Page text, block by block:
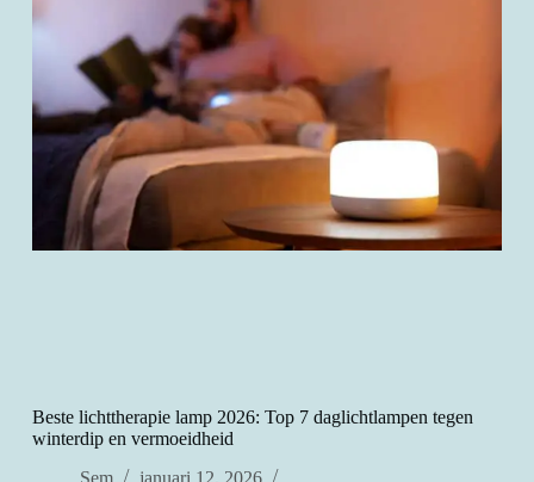
Beste lichttherapie lamp 2026: Top 7 daglichtlampen tegen
winterdip en vermoeidheid
Sem
januari 12, 2026